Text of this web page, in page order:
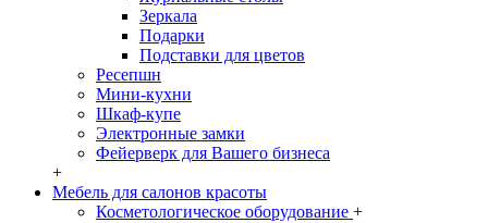
Зеркала
Подарки
Подставки для цветов
Ресепшн
Мини-кухни
Шкаф-купе
Электронные замки
Фейерверк для Вашего бизнеса
+
Мебель для салонов красоты
Косметологическое оборудование +